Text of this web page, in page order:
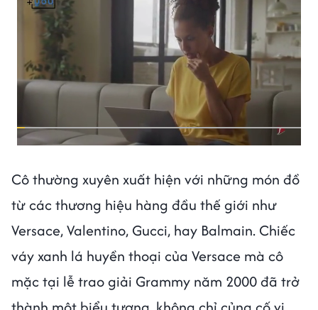
Cô thường xuyên xuất hiện với những món đồ
từ các thương hiệu hàng đầu thế giới như
Versace, Valentino, Gucci, hay Balmain. Chiếc
váy xanh lá huyền thoại của Versace mà cô
mặc tại lễ trao giải Grammy năm 2000 đã trở